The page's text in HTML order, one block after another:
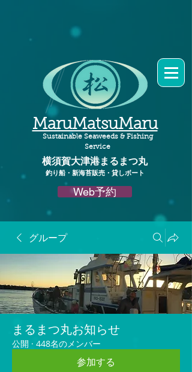
MaruMatsuMaru
Sustainable Seaweeds & Fishing
Service
横須賀大津港まるまつ丸​
釣り船・新海苔販売・貸しボート
Web予約
グループ
まるまつ丸お知らせ
公開 · 448名のメンバー
参加する